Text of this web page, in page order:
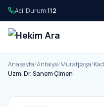
Acil Durum:112
Anasayfa/Antalya/Muratpaşa/
Uzm. Dr. Sanem Çimen